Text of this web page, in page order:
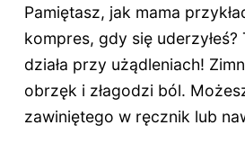
Pamiętasz, jak mama
kompres, gdy się uderzyłeś?
działa przy użądleniach!
obrzęk i złagodzi ból.
zawiniętego w ręcznik lub